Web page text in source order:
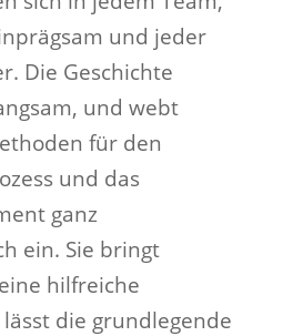
und jeder
Die Geschichte
und webt
für den
und das
ganz
ein. Sie bringt
hilfreiche
die grundlegende